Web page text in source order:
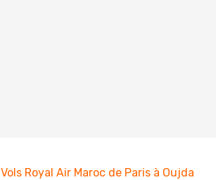
Vols Royal Air Maroc de Paris à Oujda